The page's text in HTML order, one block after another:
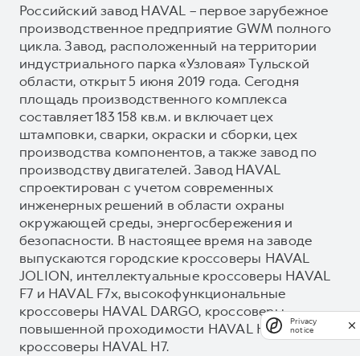
Российский завод HAVAL – первое зарубежное
производственное предприятие GWM полного
цикла. Завод, расположенный на территории
индустриального парка «Узловая» Тульской
области, открыт 5 июня 2019 года. Сегодня
площадь производственного комплекса
составляет 183 158 кв.м. и включает цех
штамповки, сварки, окраски и сборки, цех
производства компонентов, а также завод по
производству двигателей. Завод HAVAL
спроектирован с учетом современных
инженерных решений в области охраны
окружающей среды, энергосбережения и
безопасности. В настоящее время на заводе
выпускаются городские кроссоверы HAVAL
JOLION, интеллектуальные кроссоверы HAVAL
F7 и HAVAL F7x, высокофункциональные
кроссоверы HAVAL DARGO, кроссоверы
повышенной проходимости HAVAL H3 и новые
кроссоверы HAVAL H7.
Privacy
notice